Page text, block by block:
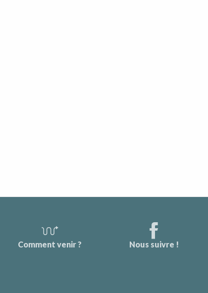
Comment venir ? Nous suivre !